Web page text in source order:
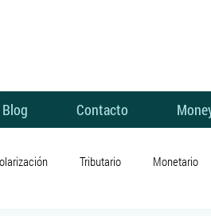
Blog Contacto
Tributario Monetario